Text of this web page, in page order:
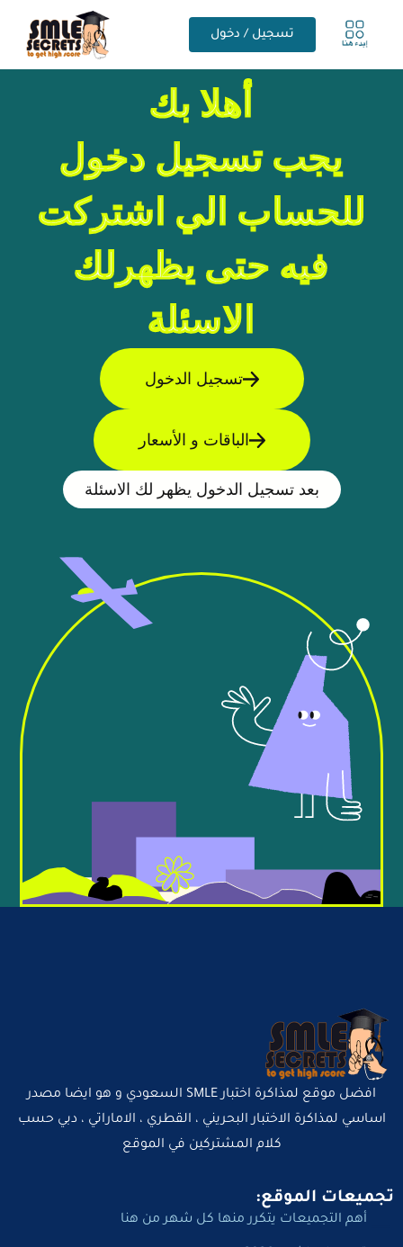
تسجيل / دخول
أهلا بك
يجب تسجيل دخول
للحساب الي اشتركت
فيه حتى يظهرلك
الاسئلة
تسجيل الدخول
الباقات و الأسعار
بعد تسجيل الدخول يظهر لك الاسئلة
افضل موقع لمذاكرة اختبار SMLE السعودي و هو ايضا مصدر
اساسي لمذاكرة الاختبار البحريني ، القطري ، الاماراتي ، دبي حسب
كلام المشتركين في الموقع
تجميعات الموقع:
أهم التجميعات يتكرر منها كل شهر من هنا